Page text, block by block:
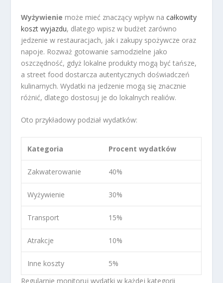
Wyżywienie może mieć znaczący wpływ nacałkowity
koszt wyjazdu, dlatego wpisz w budżet zarówno
jedzenie w restauracjach, jak i zakupy spożywcze oraz
napoje. Rozważ gotowanie samodzielne jako
oszczędność, gdyż lokalne produkty mogą być tańsze,
a street food dostarcza autentycznych doświadczeń
kulinarnych. Wydatki na jedzenie mogą się znacznie
różnić, dlatego dostosuj je do lokalnych realiów.
Oto przykładowy podział wydatków:
Kategoria Procent wydatków
Zakwaterowanie 40%
Wyżywienie 30%
Transport 15%
Atrakcje 10%
Inne koszty
5%
Regularnie monitoruj wydatki w każdej kategorii